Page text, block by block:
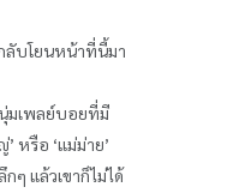
ลับโยนหน้าที่นี้มา
มเพลย์บอยที่มี
หรือ ‘แม่ม่าย’
ๆ แล้วเขาก็ไม่ได้